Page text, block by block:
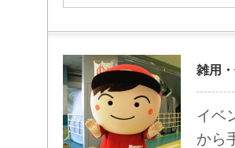
雑用
イベ
から